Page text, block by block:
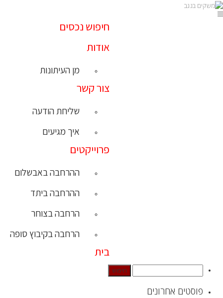
חיפוש נכסים
אודות
מן העיתונות
צור קשר
שליחת הודעה
איך מגיעים
פרוייקטים
ההרחבה באבשלום
ההרחבה ביתד
הרחבה בצוחר
הרחבה בקיבוץ סופה
בית
פוסטים אחרונים